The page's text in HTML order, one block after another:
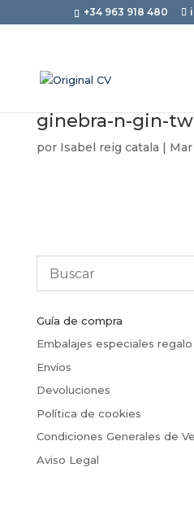
+34 963 918 480
ginebra-n-gin-
por Isabel reig catala |
Guía de compra
Embalajes especiales regalo
Envíos
Devoluciones
Política de cookies
Condiciones Generales de
Aviso Legal